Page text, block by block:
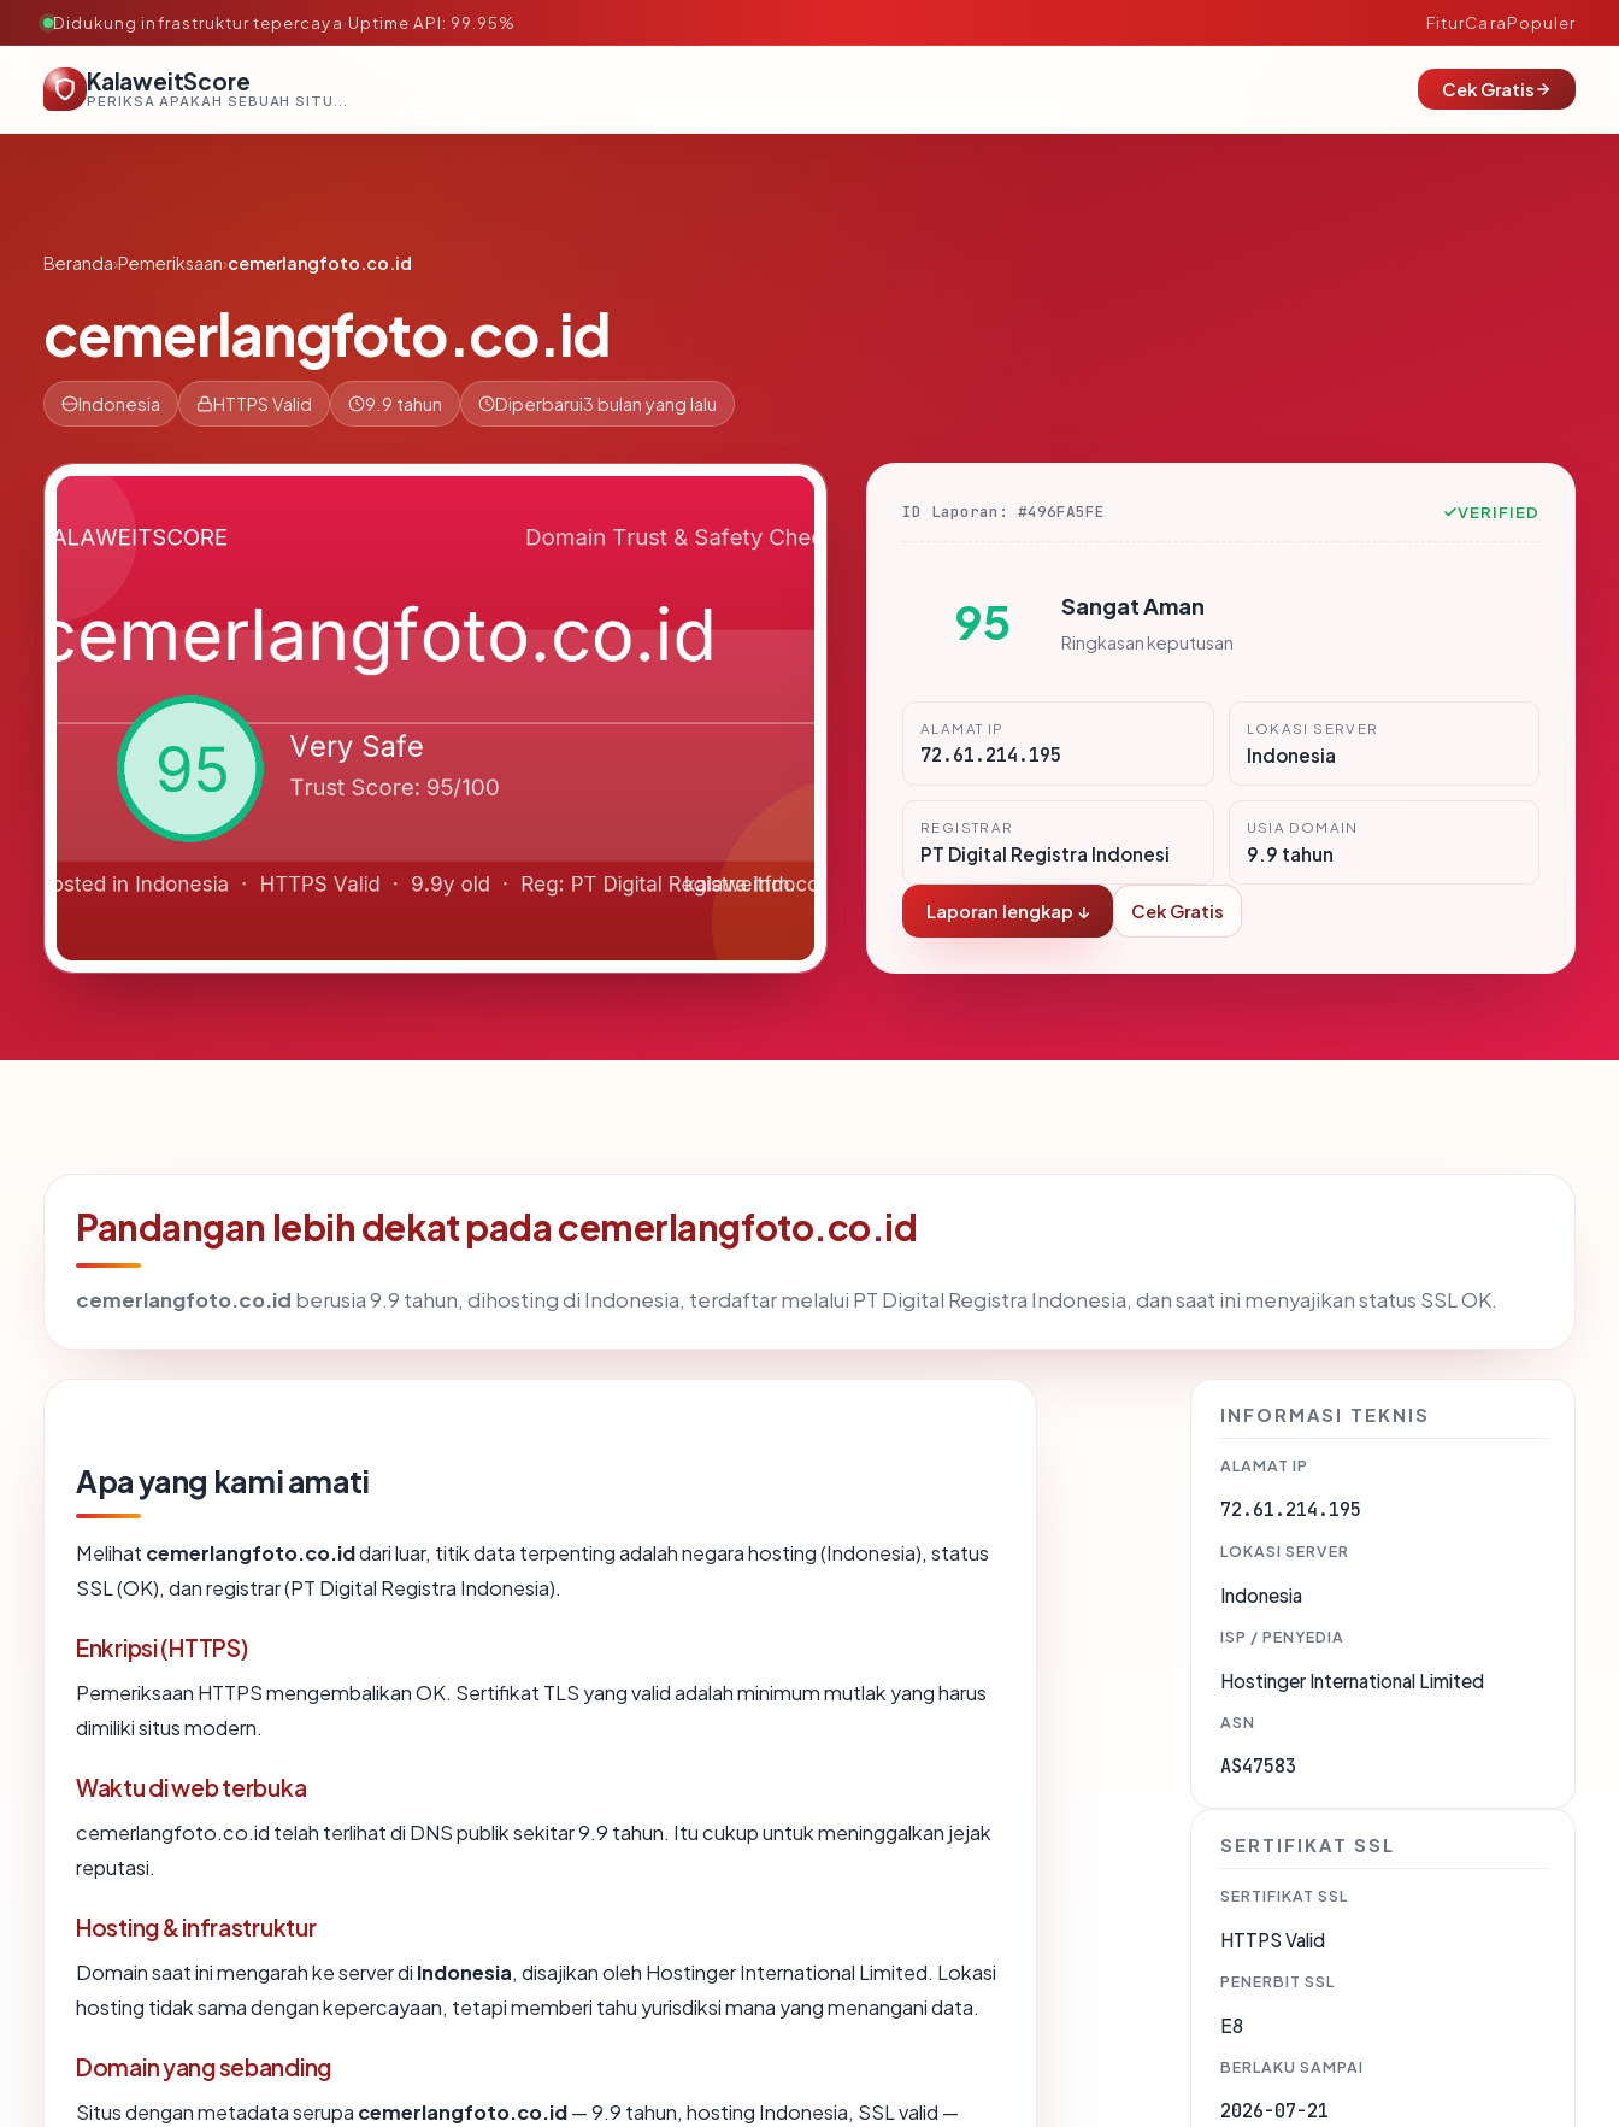
Didukung infrastruktur tepercaya·Uptime API: 99.95% FiturCaraPopuler
KalaweitScore
PERIKSA APAKAH SEBUAH SITUS AMAN, TEPERCAYA, DAN TERVERIFIKASI DALAM HITUNGAN DETIK.
Cek Gratis
Beranda›Pemeriksaan›cemerlangfoto.co.id
cemerlangfoto.co.id
Indonesia HTTPS Valid 9.9 tahun Diperbarui3 bulan yang lalu
ID Laporan: #496FA5FE VERIFIED
95 Sangat Aman
Ringkasan keputusan
ALAMAT IP
72.61.214.195
LOKASI SERVER
Indonesia
REGISTRAR
PT Digital Registra Indonesi
USIA DOMAIN
9.9 tahun
Laporan lengkap ↓ Cek Gratis
Pandangan lebih dekat pada cemerlangfoto.co.id
cemerlangfoto.co.id berusia 9.9 tahun, dihosting di Indonesia, terdaftar melalui PT Digital Registra Indonesia, dan saat ini menyajikan status SSL OK.
Apa yang kami amati
Melihat cemerlangfoto.co.iddari luar, titik data terpenting adalah negara hosting (Indonesia), status
SSL (OK), dan registrar (PT Digital Registra Indonesia).
Enkripsi (HTTPS)
Pemeriksaan HTTPS mengembalikan OK. Sertifikat TLS yang valid adalah minimum mutlak yang harus
dimiliki situs modern.
Waktu di web terbuka
cemerlangfoto.co.id telah terlihat di DNS publik sekitar 9.9 tahun. Itu cukup untuk meninggalkan jejak
reputasi.
Hosting & infrastruktur
Domain saat ini mengarah ke server di Indonesia, disajikan oleh Hostinger International Limited. Lokasi
hosting tidak sama dengan kepercayaan, tetapi memberi tahu yurisdiksi mana yang menangani data.
Domain yang sebanding
Situs dengan metadata serupa cemerlangfoto.co.id— 9.9 tahun, hosting Indonesia, SSL valid —
INFORMASI TEKNIS
ALAMAT IP
72.61.214.195
LOKASI SERVER
Indonesia
ISP / PENYEDIA
Hostinger International Limited
ASN
AS47583
SERTIFIKAT SSL
SERTIFIKAT SSL
HTTPS Valid
PENERBIT SSL
E8
BERLAKU SAMPAI
2026-07-21